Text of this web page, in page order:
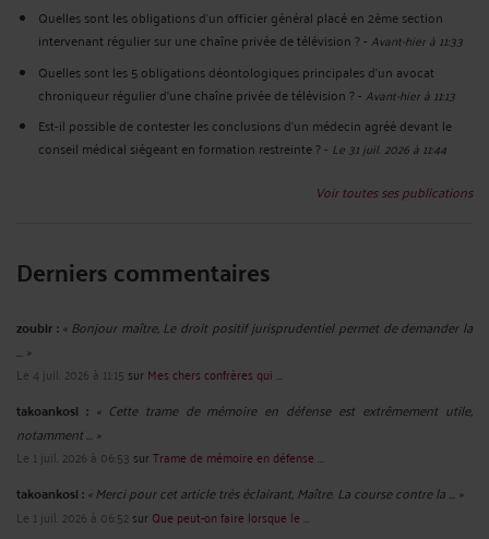
Quelles sont les obligations d’un officier général placé en 2ème section
intervenant régulier sur une chaîne privée de télévision ?-Avant-hier à 11:33
Quelles sont les 5 obligations déontologiques principales d’un avocat
chroniqueur régulier d’une chaîne privée de télévision ?-Avant-hier à 11:13
Est-il possible de contester les conclusions d’un médecin agréé devant le
conseil médical siégeant en formation restreinte ?- Le 31 juil. 2026 à 11:44
Voir toutes ses publications
Derniers commentaires
zoubir : « Bonjour maître, Le droit positif jurisprudentiel permet de demander la
... »
Le 4 juil. 2026 à 11:15 sur Mes chers confrères qui ...
takoankosi : « Cette trame de mémoire en défense est extrêmement utile,
notamment ... »
Le 1 juil. 2026 à 06:53 surTrame de mémoire en défense ...
takoankosi :« Merci pour cet article très éclairant, Maître. La course contre la ... »
Le 1 juil. 2026 à 06:52sur Que peut-on faire lorsque le ...